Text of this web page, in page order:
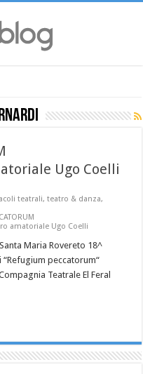
Ugo Coelli
teatrali,teatro & danza,
amatoriale Ugo Coelli
Maria Rovereto 18^
peccatorum“
Teatrale El Feral